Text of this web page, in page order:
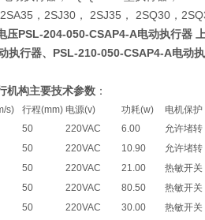
，2SJ30， 2SJ35， 2SQ30，
压PSL-204-050-CSAP4-A电动执行器
执行器、 PSL-210-050-CSAP4-A电动
机构主要技术参数 ：
s) 行程(mm) 电源(v) 功耗(w) 电机保护
50 220VAC 6.00 允许堵转
50 220VAC 10.90 允许堵转
50 220VAC 21.00 热敏开关
50 220VAC 80.50 热敏开关
50 220VAC 30.00 热敏开关